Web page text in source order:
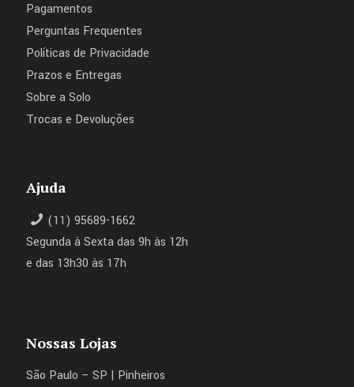
Pagamentos
Perguntas Frequentes
Políticas de Privacidade
Prazos e Entregas
Sobre a Solo
Trocas e Devoluções
Ajuda
(11) 95689-1662
Segunda à Sexta das 9h às 12h
e das 13h30 às 17h
Nossas Lojas
São Paulo – SP | Pinheiros